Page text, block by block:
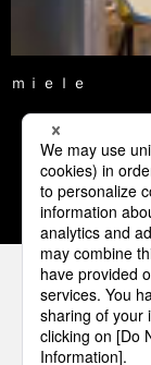
ｍｉｅｌｅ
1
パナソ